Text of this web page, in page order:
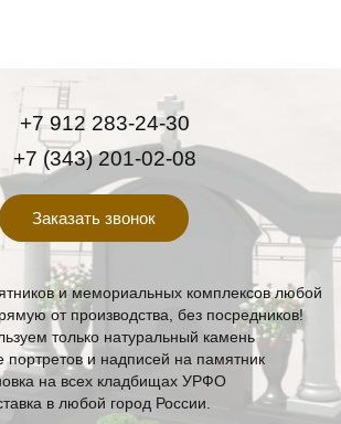
+7 912 283-24-30
+7 (343) 201-02-08
Заказать звонок
и мемориальных комплексов любой
от производства, без посредников!
только натуральный камень
портретов и надписей на памятник
на всех кладбищах УРФО
в любой город России.